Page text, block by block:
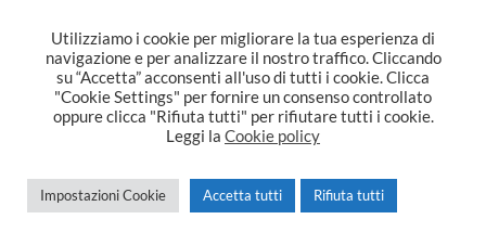
Copyright 2026 © Associazione Ezio Bosso
Utilizziamo i cookie per migliorare la tua esperienza di
navigazione e per analizzare il nostro traffico. Cliccando
su “Accetta” acconsenti all'uso di tutti i cookie. Clicca
"Cookie Settings" per fornire un consenso controllato
oppure clicca "Rifiuta tutti" per rifiutare tutti i cookie.
Leggi la Cookie policy
Impostazioni Cookie Accetta tutti Rifiuta tutti